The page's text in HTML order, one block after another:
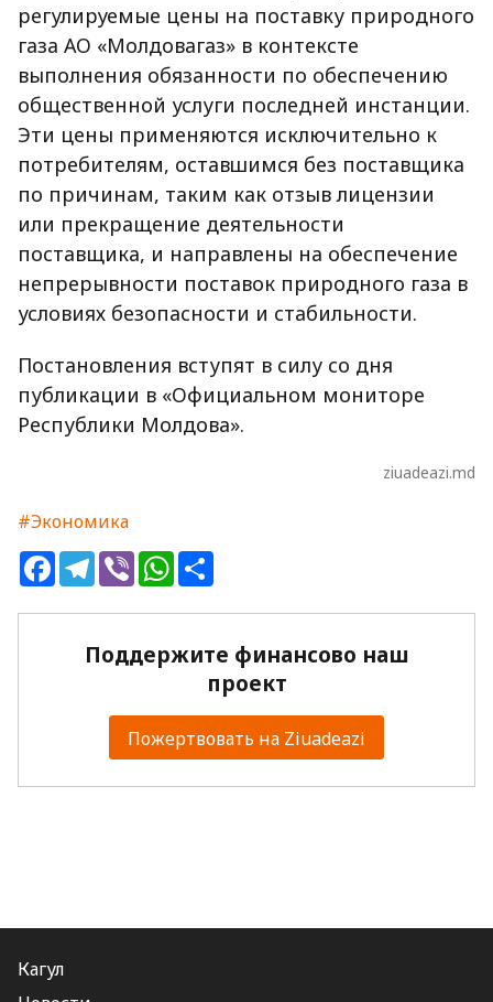
регулируемые цены на поставку природного
газа АО «Молдовагаз» в контексте
выполнения обязанности по обеспечению
общественной услуги последней инстанции.
Эти цены применяются исключительно к
потребителям, оставшимся без поставщика
по причинам, таким как отзыв лицензии
или прекращение деятельности
поставщика, и направлены на обеспечение
непрерывности поставок природного газа в
условиях безопасности и стабильности.
Постановления вступят в силу со дня
публикации в «Официальном мониторе
Республики Молдова».
ziuadeazi.md
#Экономика
FacebookTelegram
ViberWhatsApp
Поддержите финансово наш
проект
Пожертвовать на Ziuadeazi
Кагул